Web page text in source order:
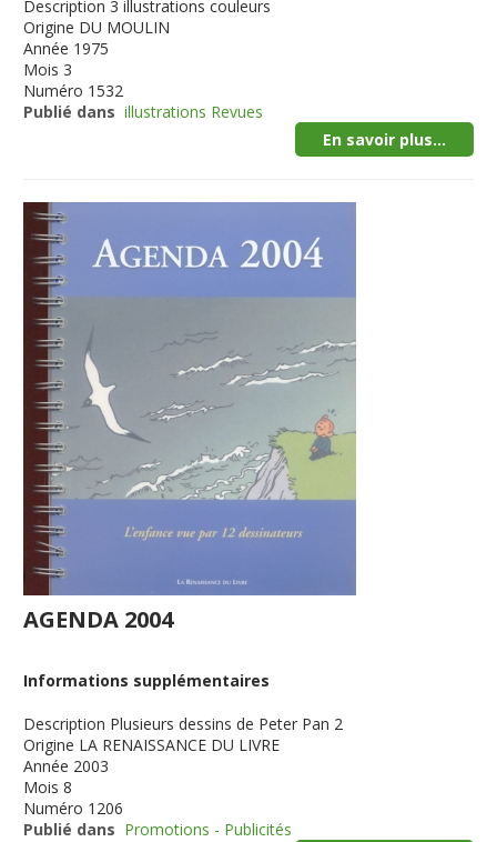
Description 3 illustrations couleurs
Origine DU MOULIN
Année 1975
Mois 3
Numéro 1532
Publié dans illustrations Revues
En savoir plus...
AGENDA 2004
Informations supplémentaires
Description Plusieurs dessins de Peter Pan 2
Origine LA RENAISSANCE DU LIVRE
Année 2003
Mois 8
Numéro 1206
Publié dans Promotions - Publicités